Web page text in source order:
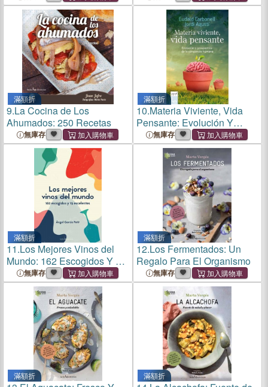
Impresionar a Tus Invitados
滿額折
9.La Cocina de Los
Ahumados: 250 Recetas
無庫存
滿額折
10.Materia Viviente, Vida
Pensante: Evolución Y
Prospectiva de la
Consciencia Humana
無庫存
滿額折
11.Los Mejores Vinos del
Mundo: 162 Escogidos Y 15
Excelentes
無庫存
滿額折
12.Los Fermentados: Un
Regalo Para El Organismo
無庫存
滿額折 滿額折